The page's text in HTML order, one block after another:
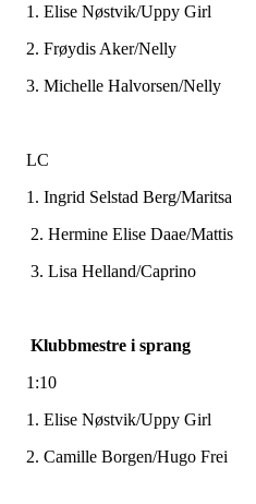
1. Elise Nøstvik/Uppy Girl
2. Frøydis Aker/Nelly
3. Michelle Halvorsen/Nelly
LC
1. Ingrid Selstad Berg/Maritsa
2. Hermine Elise Daae/Mattis
3. Lisa Helland/Caprino
Klubbmestre i sprang
1:10
1. Elise Nøstvik/Uppy Girl
2. Camille Borgen/Hugo Frei